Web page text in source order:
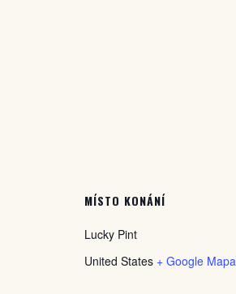
MÍSTO KONÁNÍ
Lucky Pint
United States + Google Mapa